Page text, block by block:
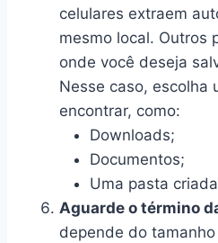
celulares extraem
mesmo local. Outros
onde você deseja
Nesse caso, escolha
encontrar, como:
Downloads;
Documentos;
Uma pasta
Aguarde o término
depende do